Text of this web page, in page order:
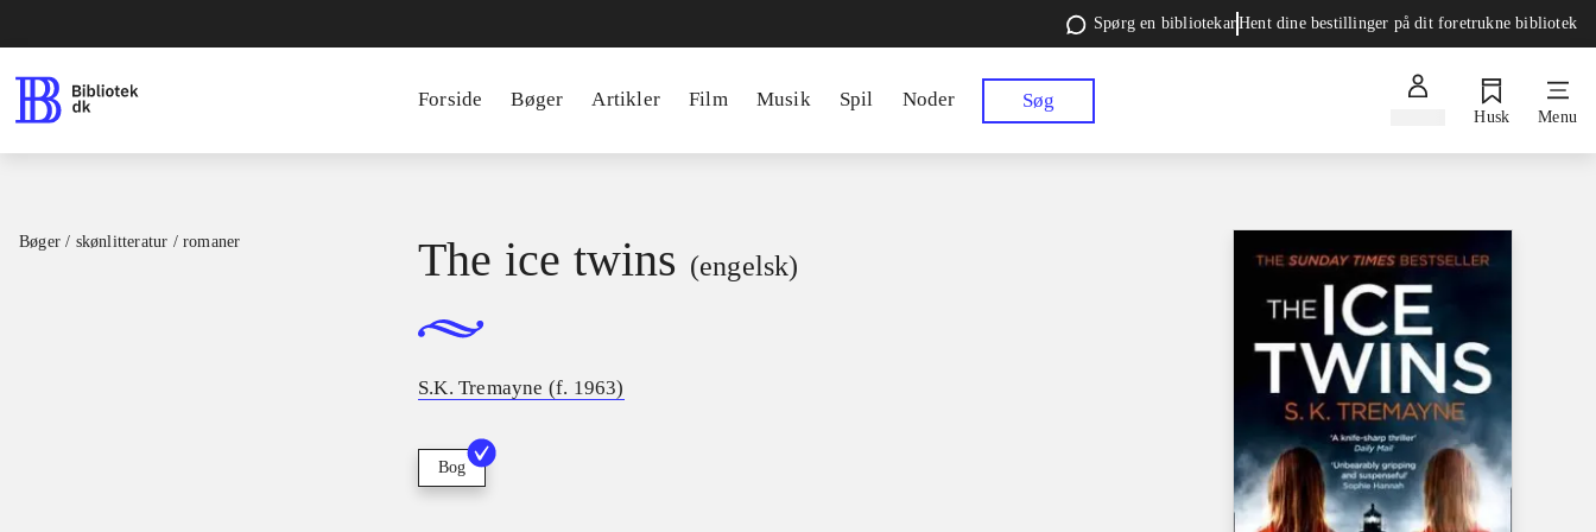
Spørg en bibliotekarHent dine bestillinger på dit foretrukne bibliotek
Forside Bøger Artikler Film Musik Spil Noder Søg
Husk Menu
Bøger / skønlitteratur / romaner The ice twins (engelsk)
S.K. Tremayne (f. 1963)
Bog